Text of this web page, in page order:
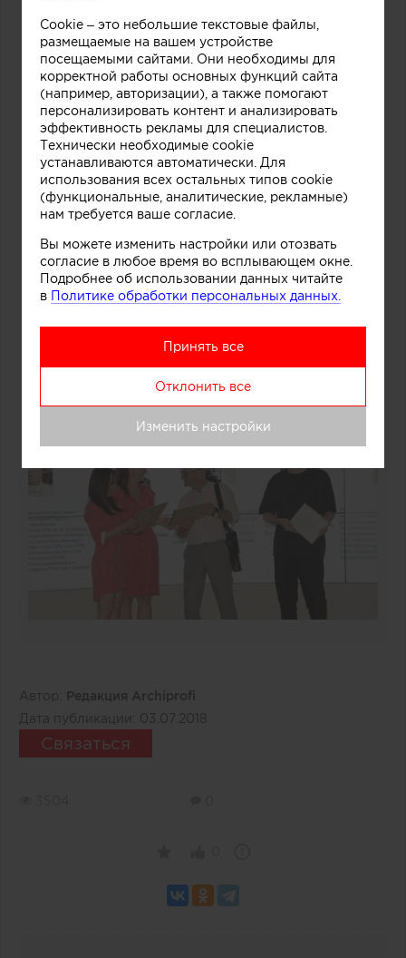
Автор:
Редакция Archiprofi
Дата публикации: 03.07.2018
Связаться
Cookie – это небольшие текстовые файлы,
размещаемые на вашем устройстве
посещаемыми сайтами. Они необходимы для
корректной работы основных функций сайта
(например, авторизации), а также помогают
персонализировать контент и анализировать
эффективность рекламы для специалистов.
Технически необходимые cookie
устанавливаются автоматически. Для
использования всех остальных типов cookie
(функциональные, аналитические, рекламные)
нам требуется ваше согласие.
Вы можете изменить настройки или отозвать
согласие в любое время во всплывающем окне.
Подробнее об использовании данных читайте
в Политике обработки персональных данных.
Принять все
Отклонить все
Изменить настройки